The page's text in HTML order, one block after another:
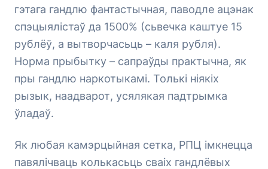
гэтага гандлю фантастычная, паводле ацэнак
спэцыялістаў да 1500% (сьвечка каштуе 15
рублёў, а вытворчасьць – каля рубля).
Норма прыбытку – сапраўды практычна, як
пры гандлю наркотыкамі. Толькі ніякіх
рызык, наадварот, усялякая падтрымка
ўладаў.
Як любая камэрцыйная сетка, РПЦ імкнецца
павялічваць колькасьць сваіх гандлёвых